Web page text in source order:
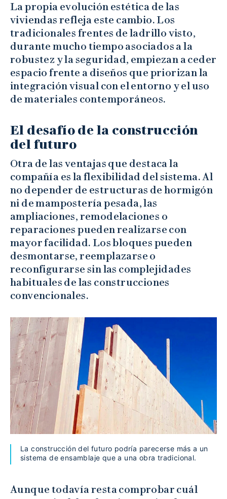
La propia evolución estética de las
viviendas refleja este cambio. Los
tradicionales frentes de ladrillo visto,
durante mucho tiempo asociados a la
robustez y la seguridad, empiezan a ceder
espacio frente a diseños que priorizan la
integración visual con el entorno y el uso
de materiales contemporáneos.
El desafío de la construcción
del futuro
Otra de las ventajas que destaca la
compañía es la flexibilidad del sistema. Al
no depender de estructuras de hormigón
ni de mampostería pesada, las
ampliaciones, remodelaciones o
reparaciones pueden realizarse con
mayor facilidad. Los bloques pueden
desmontarse, reemplazarse o
reconfigurarse sin las complejidades
habituales de las construcciones
convencionales.
La construcción del futuro podría parecerse más a un
sistema de ensamblaje que a una obra tradicional.
Aunque todavía resta comprobar cuál